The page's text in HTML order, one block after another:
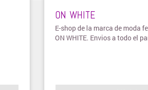
ON WHITE
E-shop de la marca de moda
ON WHITE. Envios a todo el